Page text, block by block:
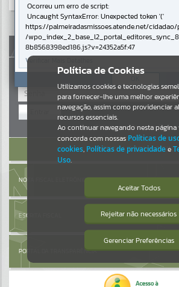
Resultados para""
Portais
Por favor, aguarde...
NOTÍCIAS
Por favor, aguarde...
Por favor, aguarde...
Por favor, aguarde...
AUTOATENDIMENTO
Cadastre-se|Recuperar Senha
ACESSAR SEM LOGIN
NOTA FISCAL ELETRÔNICA
ESCRITA FISCAL
PORTAL DA TRANSPARÊNCIA
Política de Cookies
Utilizamos cookies e tecnologias
para fornecer-lhe uma melhor
navegação, assim como providenciar
recursos essenciais.
Ao continuar navegando nesta página
concorda com nossas Políticas de
cookies, Políticas de privacidadee
Uso.
Aceitar Todos
Rejeitar não necessários
Gerenciar Preferências
Isto significa que diversos recursos
Ocorreu um erro de script:
Uncaught SyntaxError: Unexpected token '('
https://palmeiradasmissoes.atende.net/
/
8b8568398ed186.js?v=24352a5f:47
Verificar Mais Detalhes